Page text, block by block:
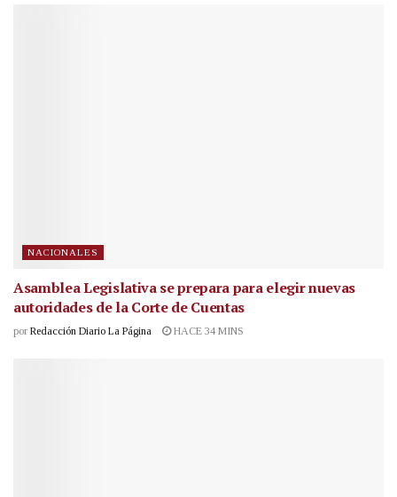
NACIONALES
Asamblea Legislativa se prepara para elegir nuevas
autoridades de la Corte de Cuentas
por Redacción Diario La Página HACE 34 MINS